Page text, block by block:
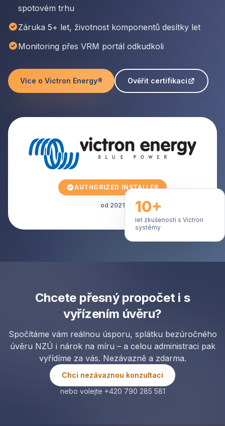
spotovém trhu
Záruka 5+ let, životnost komponentů desítky let
Monitoring přes VRM portál odkudkoli
Více o Victron Energy® Ověřit certifikaci
AUTHORIZED INSTALLER
od 2021 10+
let zkušeností s Victron
systémy
Chcete přesný propočet i s
vyřízením úvěru?
Spočítáme vám reálnou úsporu, splátku bezúročného
úvěru NZÚ i nárok na míru – a celou administraci pak
vyřídíme za vás. Nezávazně a zdarma.
Chci nezávaznou konzultaci
nebo volejte +420 790 285 581